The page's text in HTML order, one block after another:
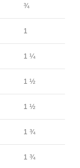
¾
1
1 ¼
1 ½
1 ½
1 ¾
1 ¾